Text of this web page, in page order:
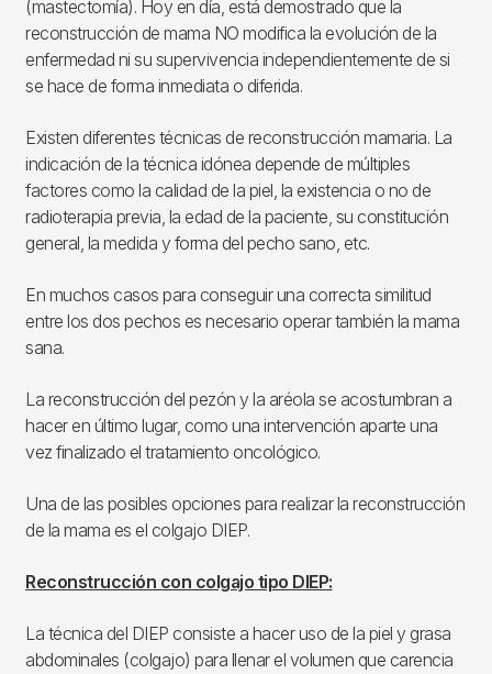
(mastectomía). Hoy en día, está demostrado que la
reconstrucción de mama NO modifica la evolución de la
enfermedad ni su supervivencia independientemente de si
se hace de forma inmediata o diferida.
Existen diferentes técnicas de reconstrucción mamaria. La
indicación de la técnica idónea depende de múltiples
factores como la calidad de la piel, la existencia o no de
radioterapia previa, la edad de la paciente, su constitución
general, la medida y forma del pecho sano, etc.
En muchos casos para conseguir una correcta similitud
entre los dos pechos es necesario operar también la mama
sana.
La reconstrucción del pezón y la aréola se acostumbran a
hacer en último lugar, como una intervención aparte una
vez finalizado el tratamiento oncológico.
Una de las posibles opciones para realizar la reconstrucción
de la mama es el colgajo DIEP.
Reconstrucción con colgajo tipo DIEP:
La técnica del DIEP consiste a hacer uso de la piel y grasa
abdominales (colgajo) para llenar el volumen que carencia